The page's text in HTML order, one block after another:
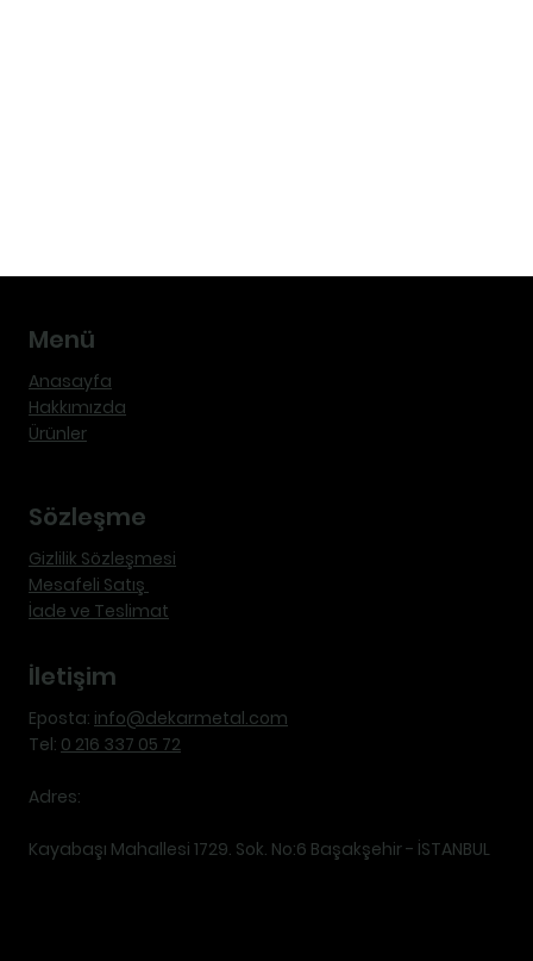
Menü
Anasayfa
Hakkımızda
Ürünler
Sözleşme
Gizlilik Sözleşmesi
Mesafeli Satış
İade ve Teslimat
İletişim
Eposta: info@dekarmetal.com
Tel: 0 216 337 05 72
Adres:
Kayabaşı Mahallesi 1729. Sok. No:6 Başakşehir - İSTANBUL